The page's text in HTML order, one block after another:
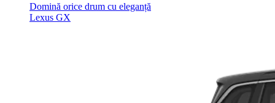
Domină orice drum cu eleganță
Lexus GX